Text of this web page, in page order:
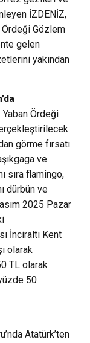
İZDENİZ,
Gözlem
gelen
yakından
Ördeği
görme fırsatı
ve
sıra flamingo,
dürbün ve
2025 Pazar
İnciraltı Kent
olarak
TL olarak
50
Atatürk’ten